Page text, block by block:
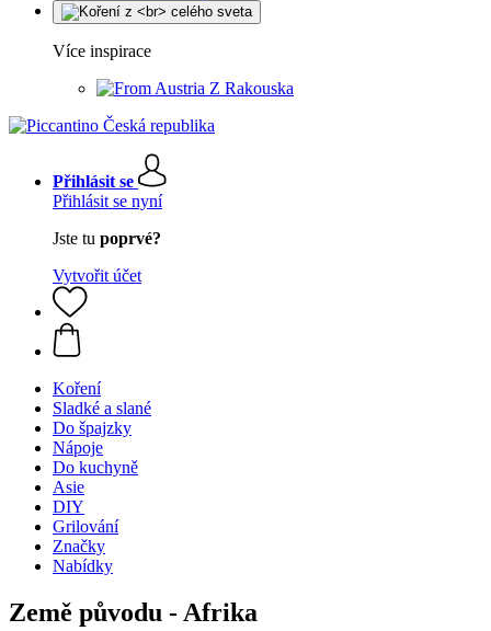
Více inspirace
Z Rakouska
Přihlásit se
Přihlásit se nyní
Jste tu poprvé?
Vytvořit účet
Koření
Sladké a slané
Do špajzky
Nápoje
Do kuchyně
Asie
DIY
Grilování
Značky
Nabídky
Země původu - Afrika